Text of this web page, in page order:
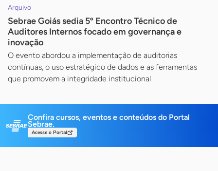
Arquivo
Sebrae Goiás sedia 5º Encontro Técnico de
Auditores Internos focado em governança e
inovação
O evento abordou a implementação de auditorias
contínuas, o uso estratégico de dados e as ferramentas
que promovem a integridade institucional
Confira cursos, eventos e conteúdos do Portal
Sebrae.
Acesse o Portal